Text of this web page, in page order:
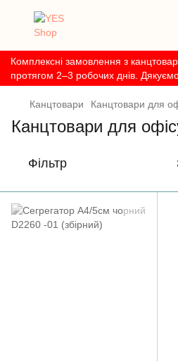
Комплексні замовлення з
протягом 2–3 робочих днів.
Канцтовари Канцтовари для
Канцтовари для
Фільтр